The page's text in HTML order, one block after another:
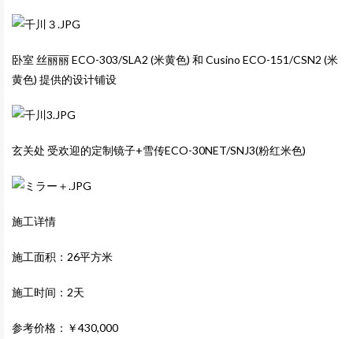
卧室 丝丽丽 ECO-303/SLA2 (米黄色) 和 Cusino ECO-151/CSN2 (米
黄色) 提供的设计铺设
玄关处 受欢迎的定制镜子+雪传ECO-30NET/SNJ3(粉红米色)
施工详情
施工面积：26平方米
施工时间：2天
参考价格：￥430,000